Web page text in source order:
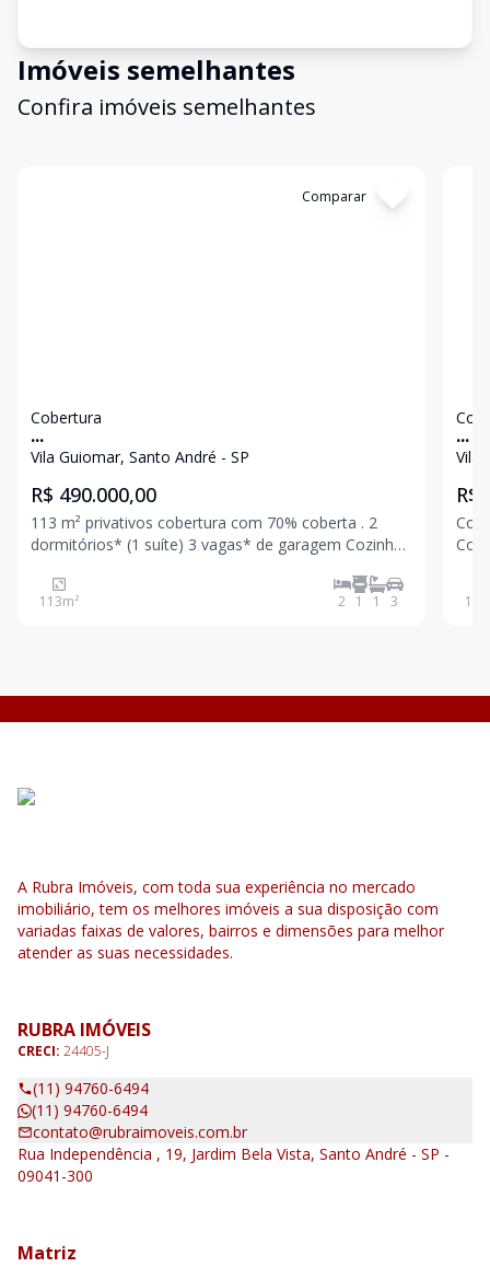
Imóveis semelhantes
Confira imóveis semelhantes
Comparar
Cobertura
...
Vila Guiomar, Santo André - SP
R$ 490.000,00
113 m² privativos cobertura com 70% coberta . 2
dormitórios* (1 suíte) 3 vagas* de garagem Cozinha
Acesso externo à cobertura
113m² 2 1 1 3
...
Vila
R$
Com
104
A Rubra Imóveis, com toda sua experiência no mercado
imobiliário, tem os melhores imóveis a sua disposição com
variadas faixas de valores, bairros e dimensões para melhor
atender as suas necessidades.
RUBRA IMÓVEIS
CRECI: 24405-J
(11) 94760-6494
(11) 94760-6494
contato@rubraimoveis.com.br
Rua Independência , 19, Jardim Bela Vista, Santo André - SP -
09041-300
Matriz